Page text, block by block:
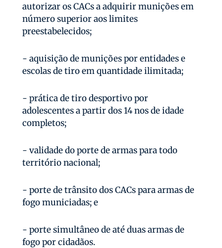
autorizar os CACs a adquirir munições em
número superior aos limites
preestabelecidos;
- aquisição de munições por entidades e
escolas de tiro em quantidade ilimitada;
- prática de tiro desportivo por
adolescentes a partir dos 14 nos de idade
completos;
- validade do porte de armas para todo
território nacional;
- porte de trânsito dos CACs para armas de
fogo municiadas; e
- porte simultâneo de até duas armas de
fogo por cidadãos.